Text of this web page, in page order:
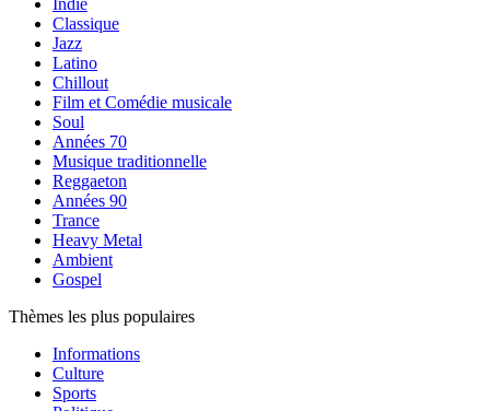
Indie
Classique
Jazz
Latino
Chillout
Film et Comédie musicale
Soul
Années 70
Musique traditionnelle
Reggaeton
Années 90
Trance
Heavy Metal
Ambient
Gospel
Thèmes les plus populaires
Informations
Culture
Sports